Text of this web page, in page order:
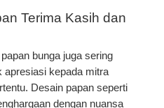
Terima Kasih dan
bunga juga sering
apresiasi kepada mitra
Desain papan seperti
dengan nuansa